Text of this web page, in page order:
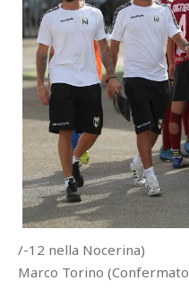
/-12 nella Nocerina)
Marco Torino